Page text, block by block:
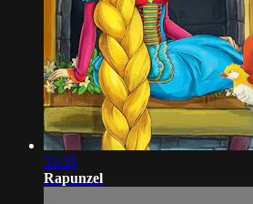
33:35
Rapunzel